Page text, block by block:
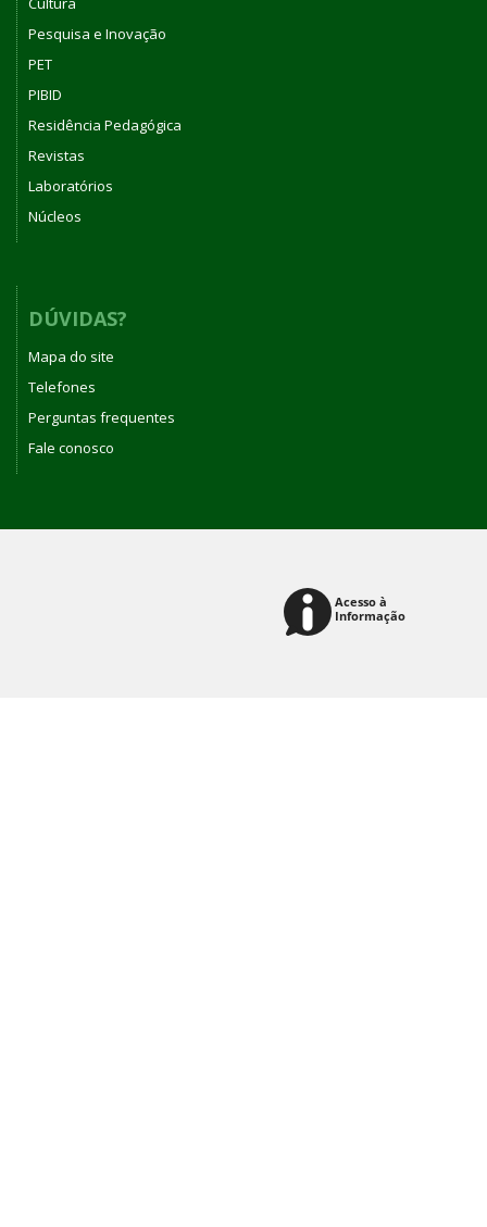
Pesquisa e Inovação
PET
PIBID
Residência Pedagógica
Revistas
Laboratórios
Núcleos
DÚVIDAS?
Mapa do site
Telefones
Perguntas frequentes
Fale conosco